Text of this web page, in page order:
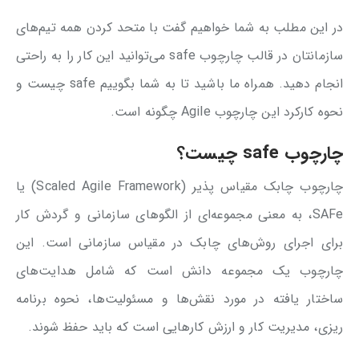
در این مطلب به شما خواهیم گفت با متحد کردن همه تیم‌های
سازمانتان در قالب چارچوب safe می‌توانید این کار را به راحتی
انجام دهید. همراه ما باشید تا به شما بگوییم safe چیست و
نحوه کارکرد این چارچوب Agile چگونه است.
چارچوب safe چیست؟
چارچوب چابک مقیاس پذیر (Scaled Agile Framework) یا
SAFe، به معنی مجموعه‌ای از الگوهای سازمانی و گردش کار
برای اجرای روش‌های چابک در مقیاس سازمانی است. این
چارچوب یک مجموعه دانش است که شامل هدایت‌های
ساختار یافته در مورد نقش‌ها و مسئولیت‌ها، نحوه برنامه
ریزی، مدیریت کار و ارزش کارهایی است که باید حفظ شوند.